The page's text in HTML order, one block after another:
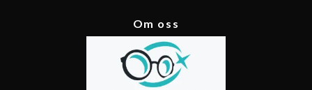
Om oss